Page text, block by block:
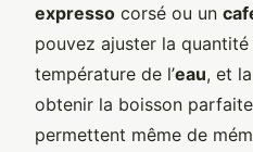
expresso corsé ou un
pouvez ajuster la quantité
température de l’eau, et
obtenir la boisson
permettent même de